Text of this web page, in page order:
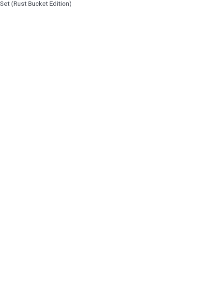
Set (Rust Bucket Edition)